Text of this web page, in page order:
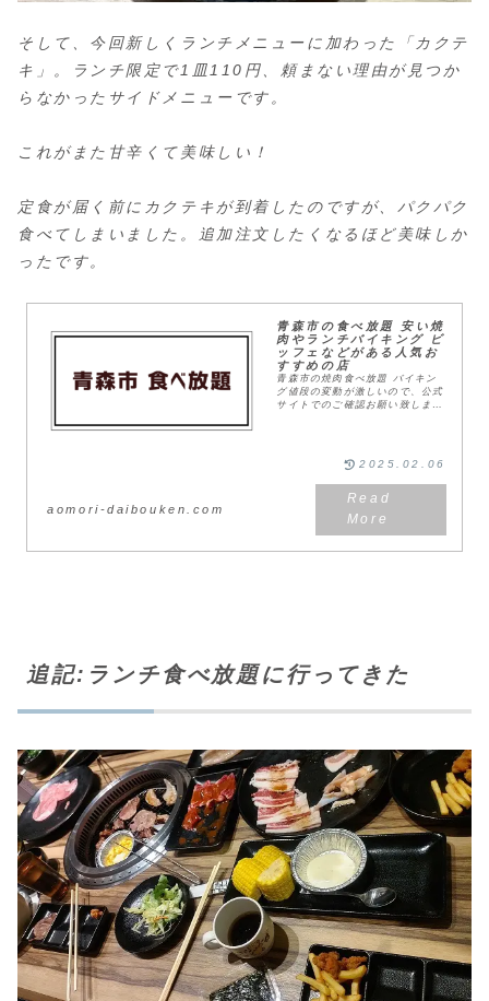
そして、今回新しくランチメニューに加わった「カクテ
キ」。ランチ限定で1皿110円、頼まない理由が見つか
らなかったサイドメニューです。
これがまた甘辛くて美味しい！
定食が届く前にカクテキが到着したのですが、パクパク
食べてしまいました。追加注文したくなるほど美味しか
ったです。
青森市の食べ放題 安い焼
肉やランチバイキング ビ
ッフェなどがある人気お
すすめの店
青森市の焼肉食べ放題 バイキン
グ値段の変動が激しいので、公式
サイトでのご確認お願い致しま
のご提供肉に...
aomori-daibouken.com
2025.02.06
追記:ランチ食べ放題に行ってきた